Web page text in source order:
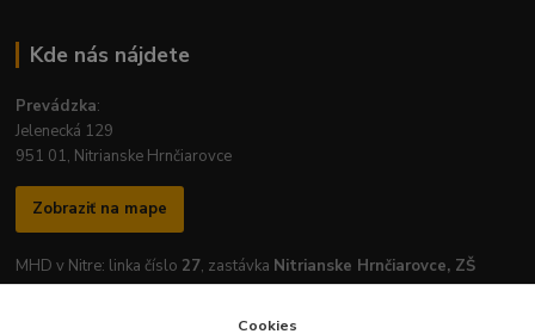
Kde nás nájdete
Prevádzka:
Jelenecká 129
951 01, Nitrianske Hrnčiarovce
Zobraziť na mape
MHD v Nitre: linka číslo 27, zastávka Nitrianske Hrnčiarovce, ZŠ
Cookies